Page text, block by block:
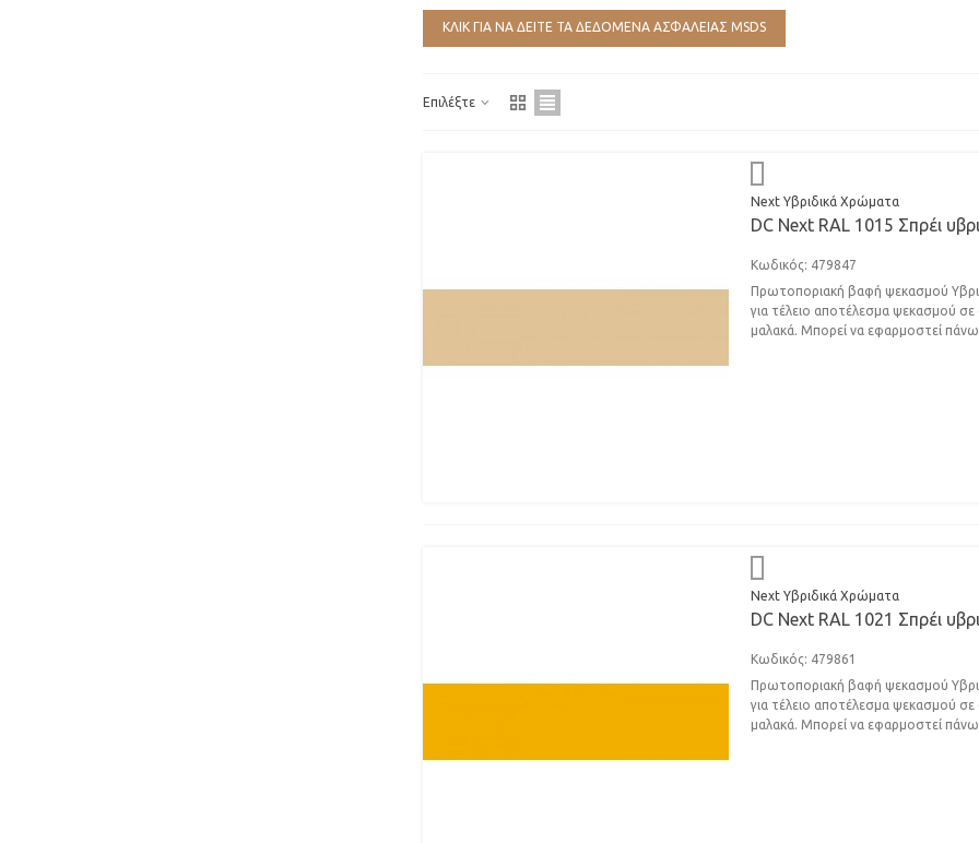
ΚΛΙΚ ΓΙΑ ΝΑ ΔΕΙΤΕ ΤΑ ΔΕΔΟΜΕΝΑ ΑΣΦΑΛΕΙΑΣ MSDS
Επιλέξτε
Next Υβριδικά Χρώματα
DC Next RAL 1015 Σπρέι
Κωδικός: 479847
Πρωτοποριακή βαφή ψεκασμού
για τέλειο αποτέλεσμα ψεκασμού σε
μαλακά. Μπορεί να εφαρμοστεί
Next Υβριδικά Χρώματα
DC Next RAL 1021 Σπρέι
Κωδικός: 479861
Πρωτοποριακή βαφή ψεκασμού
για τέλειο αποτέλεσμα ψεκασμού σε
μαλακά. Μπορεί να εφαρμοστεί